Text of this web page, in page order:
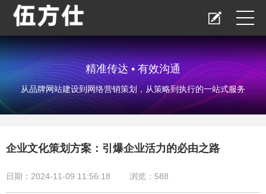
精准传达 • 有效沟通
从品牌网站建设到网络营销策划，从策略到执行的一站式服务
企业文化策划方案：引爆企业活力的必由之路
日期：2024-11-09 11:56:18 浏览： 588